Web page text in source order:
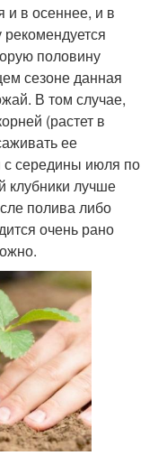
и в осеннее, и в
половину
сезоне данная
В том случае,
(растет в
ее
с середины июля по
клубники лучше
полива либо
очень рано